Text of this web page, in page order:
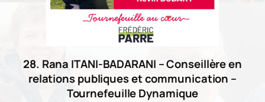
28. Rana ITANI-BADARANI – Conseillère en
relations publiques et communication –
Tournefeuille Dynamique